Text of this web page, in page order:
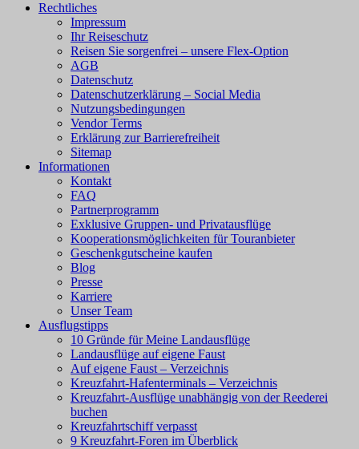
Rechtliches
Impressum
Ihr Reiseschutz
Reisen Sie sorgenfrei – unsere Flex-Option
AGB
Datenschutz
Datenschutzerklärung – Social Media
Nutzungsbedingungen
Vendor Terms
Erklärung zur Barrierefreiheit
Sitemap
Informationen
Kontakt
FAQ
Partnerprogramm
Exklusive Gruppen- und Privatausflüge
Kooperationsmöglichkeiten für Touranbieter
Geschenkgutscheine kaufen
Blog
Presse
Karriere
Unser Team
Ausflugstipps
10 Gründe für Meine Landausflüge
Landausflüge auf eigene Faust
Auf eigene Faust – Verzeichnis
Kreuzfahrt-Hafenterminals – Verzeichnis
Kreuzfahrt-Ausflüge unabhängig von der Reederei
buchen
Kreuzfahrtschiff verpasst
9 Kreuzfahrt-Foren im Überblick